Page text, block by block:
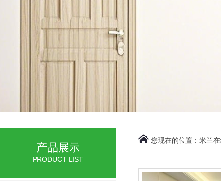
产品展示
PRODUCT LIST
您现在的位置： 米兰